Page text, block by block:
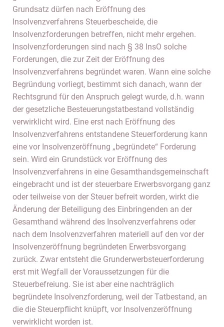
Grundsatz dürfen nach Eröffnung des
Insolvenzverfahrens Steuerbescheide, die
Insolvenzforderungen betreffen, nicht mehr ergehen.
Insolvenzforderungen sind nach § 38 InsO solche
Forderungen, die zur Zeit der Eröffnung des
Insolvenzverfahrens begründet waren. Wann eine solche
Begründung vorliegt, bestimmt sich danach, wann der
Rechtsgrund für den Anspruch gelegt wurde, d.h. wann
der gesetzliche Besteuerungstatbestand vollständig
verwirklicht wird. Eine erst nach Eröffnung des
Insolvenzverfahrens entstandene Steuerforderung kann
eine vor Insolvenzeröffnung „begründete“ Forderung
sein. Wird ein Grundstück vor Eröffnung des
Insolvenzverfahrens in eine Gesamthandsgemeinschaft
eingebracht und ist der steuerbare Erwerbsvorgang ganz
oder teilweise von der Steuer befreit worden, wirkt die
Änderung der Beteiligung des Einbringenden an der
Gesamthand während des Insolvenzverfahrens oder
nach dem Insolvenzverfahren materiell auf den vor der
Insolvenzeröffnung begründeten Erwerbsvorgang
zurück. Zwar entsteht die Grunderwerbsteuerforderung
erst mit Wegfall der Voraussetzungen für die
Steuerbefreiung. Sie ist aber eine nachträglich
begründete Insolvenzforderung, weil der Tatbestand, an
die die Steuerpflicht knüpft, vor Insolvenzeröffnung
verwirklicht worden ist.